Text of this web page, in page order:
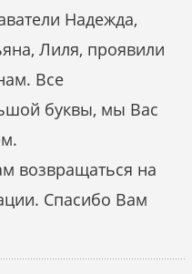
Надежда,
Лиля, проявили
Все
буквы, мы Вас
возвращаться на
Спасибо Вам